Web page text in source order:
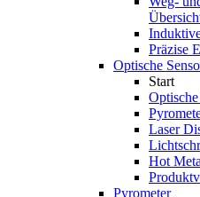
Präzise
Optische
Start
Laser
Hot
Pyrometer